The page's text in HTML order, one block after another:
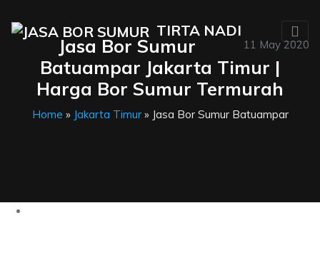
TIRTA NADI
11 May 2020
Jasa Bor Sumur
Batuampar Jakarta Timur |
Harga Bor Sumur Termurah
Home » Jakarta Timur» Jasa Bor Sumur Batuampar